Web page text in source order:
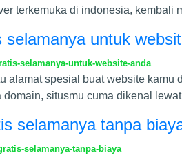
terkemuka di indonesia, kembali
untuk
selamanya-untuk-website-anda
alamat spesial buat website
situsmu cuma dikenal
selamanya tanpa
selamanya-tanpa-biaya